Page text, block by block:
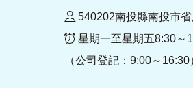
540202南投縣南投市
星期一至星期五8:30～
（公司登記：9:00～16:30